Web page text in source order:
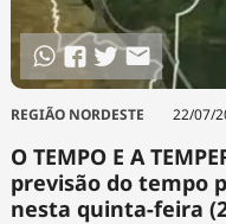
REGIÃO NORDESTE 22/07/
O TEMPO E A
previsão do tempo
nesta quinta-feira